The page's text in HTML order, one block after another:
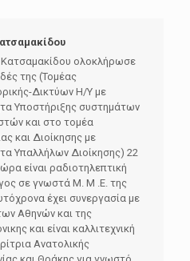
ολοκλήρωσε
της (Τομέας
Δικτύων Η/Υ με
Υποστήριξης συστημάτων
και στο τομέα
και Διοίκησης με
Υπαλλήλων Διοίκησης) 22
είναι ραδιοτηλεπτική
σε γνωστά Μ. Μ .Ε. της
έχει συνεργασία με
Αθηνών και της
και είναι καλλιτεχνική
Ανατολικής